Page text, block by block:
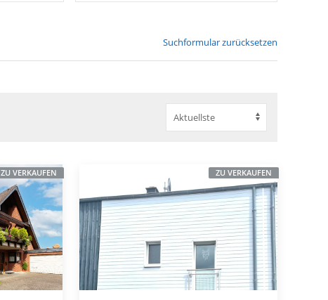
Suchformular zurücksetzen
ZU VERKAUFEN ZU VERKAUFEN